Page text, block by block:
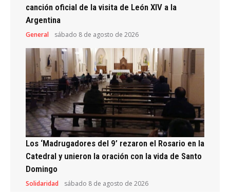
canción oficial de la visita de León XIV a la
Argentina
General sábado 8 de agosto de 2026
Los ‘Madrugadores del 9’ rezaron el Rosario en la
Catedral y unieron la oración con la vida de Santo
Domingo
Solidaridad sábado 8 de agosto de 2026